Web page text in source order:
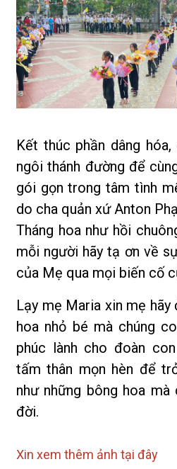
Kết thúc phần dâng
ngôi thánh đường để
gói gọn trong tâm tình
do cha quản xứ Anton
Tháng hoa như hồi
mỗi người hãy tạ ơn về
của Mẹ qua mọi biến cố
Lạy mẹ Maria xin mẹ hãy
hoa nhỏ bé mà chúng
phúc lành cho đoàn
tấm thân mọn hèn để
như những bông hoa
đời.
Xin xem thêm ảnh tại đây